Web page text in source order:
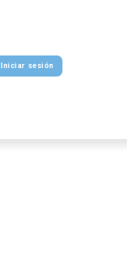
Iniciar sesión